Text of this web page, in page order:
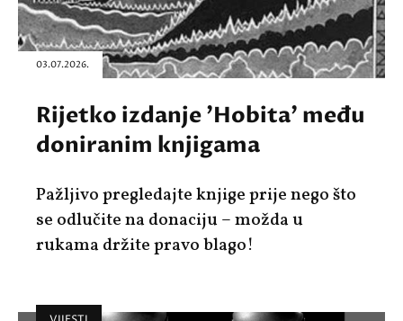
03.07.2026.
Rijetko izdanje 'Hobita' među
doniranim knjigama
Pažljivo pregledajte knjige prije nego što
se odlučite na donaciju – možda u
rukama držite pravo blago!